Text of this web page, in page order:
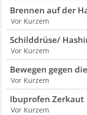
Brennen auf der
Vor Kurzem
Schilddrüse/
Vor Kurzem
Bewegen gegen
Vor Kurzem
Ibuprofen Zerkaut
Vor Kurzem